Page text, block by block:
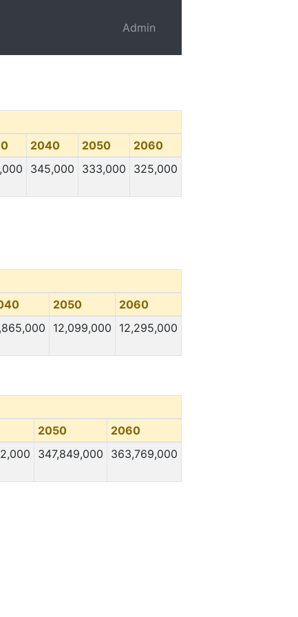
Admin
2040 2050
2060
345,000 333,000 325,000
2050
2060
12,099,000 12,295,000
2050
2060
347,849,000 363,769,000